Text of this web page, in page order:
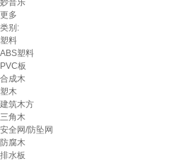
妙普乐
更多
类别:
塑料
ABS塑料
PVC板
合成木
塑木
建筑木方
三角木
安全网/防坠网
防腐木
排水板